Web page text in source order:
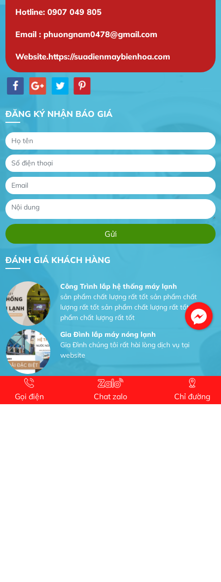
Hotline: 0907 049 805
Email : phuongnam0478@gmail.com
Website.https://suadienmaybienhoa.com
ĐĂNG KÝ NHẬN BÁO GIÁ
ĐÁNH GIÁ KHÁCH HÀNG
Gia Đình chúng tôi rất hài lòng dịch vụ tại
Dự án nhà phố đẹp lên nhờ đội thợ điện từ dịch
Dịch vụ MoTor
Công Trình lắp hệ thống máy lạnh
sản phẩm chất lượng rất tốt sản phẩm chất
lượng rất tốt sản phẩm chất lượng rất tốt sản
phẩm chất lượng rất tốt
Gia Đình lắp máy nóng lạnh
Gia Đình chúng tôi rất hài lòng dịch vụ tại
website
Dự án nhà phố đẹp lên nhờ đội thợ điện từ dịch
vụ
Gọi điện Chat zalo Chỉ đường